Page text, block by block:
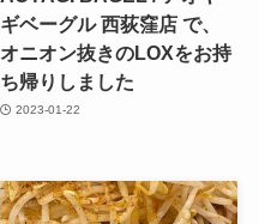
ギベーグル 西荻窪店 で、
オニオン抜きのLOXをお持
ち帰りしました
2023-01-22